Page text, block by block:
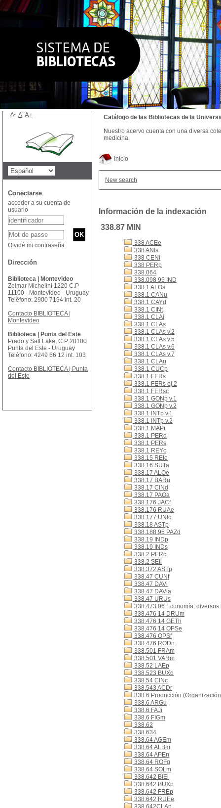
Inicio
New search
Información de la indexación
338.87 MIN
338 ACEe
338 ANIs
338 CENi
338 PERp
338.064
338.098 95 IND
338.1 ALOa
338.1 CANu
338.1 CAYd
338.1 CINt
338.1 CLAi
338.1 CLAs
338.1 CLAs v.2
338.1 CLAs v.5
338.1 CLAs v.6
338.1 CLAs v.7
338.1 CLAu
338.1 CUCp
338.1 FERs
338.1 FERs ej.2
338.1 FERsc
338.1 GONp v.1
338.1 GONp v.2
338.1 INTp v.1
338.1 INTp v.2
338.1 MAPr
338.1 PERd
338.1 PERs
338.1 REYc
338.15 REIe
338.16 SUTa
338.17 ALOe
338.17 BARu
338.17 CINd
338.17 PAOa
338.176 JACf
338.176 RUAe
338.177 UNIc
338.18 ASTp
338.188.95 PAZd
338.19 INDp
338.19 INDs
338.2 PERc
338.2 SEIl
338.372 ASTp
338.47 CUNf
338.47 DAVi
338.47 DAVia
338.47 URUs
338.473 06 Economía:
338.476 14 DRUm
338.476 14 GETh
338.476 14 OPSe
338.476 OPSf
338.476 RODn
338.501 FRAm
338.501 VARm
338.52 LAEp
338.523 BUXo
338.54 CINc
338.543 ACDr
338.6 Producción
338.6 ARGu
338.6 FAJi
338.6 FIGm
338.62
338.634
338.64 AGEm
338.64 ALBm
338.64 APEn
338.64 ROFg
338.64 SOLm
338.642 BIEl
338.642 BUXp
338.642 FREp
338.642 RUEe
338.642CLAp
Catálogo de las Bibliotecas de la
Nuestro acervo cuenta con una diversa
medicina.
A- A A+
Conectarse
acceder a su cuenta de
usuario
Olvidé mi contraseña
Dirección
Biblioteca | Montevideo
Zelmar Michelini 1220 C.P
11100 - Montevideo - Uruguay
Teléfono: 2900 7194 int. 20
Contacto BIBLIOTECA |
Montevideo
Biblioteca | Punta del Este
Prado y Salt Lake, C.P 20100
Punta del Este - Uruguay
Teléfono: 4249 66 12 int. 103
Contacto BIBLIOTECA | Punta
del Este